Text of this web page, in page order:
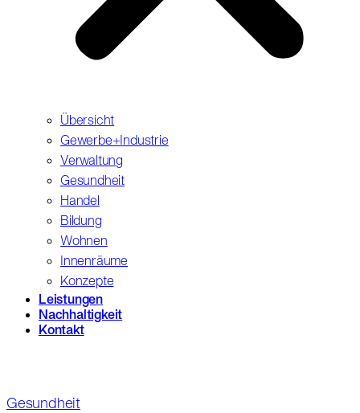
Übersicht
Gewerbe+Industrie
Verwaltung
Gesundheit
Handel
Bildung
Wohnen
Innenräume
Konzepte
Leistungen
Nachhaltigkeit
Kontakt
Gesundheit